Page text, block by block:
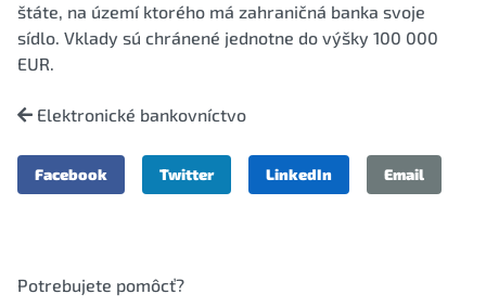
štáte, na území ktorého má zahraničná banka svoje
sídlo. Vklady sú chránené jednotne do výšky 100 000
EUR.
Elektronické bankovníctvo
Facebook Twitter LinkedIn Email
Potrebujete pomôcť?